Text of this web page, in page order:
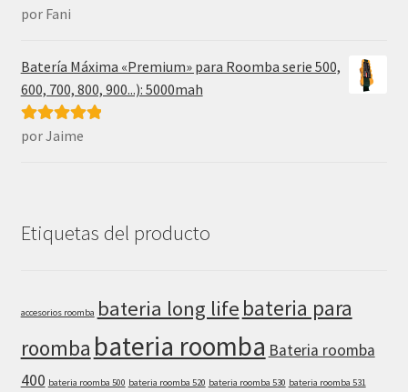
Valorado con
por Fani
Batería Máxima «Premium» para Roomba serie 500,
600, 700, 800, 900...): 5000mah
Valorado con
por Jaime
Etiquetas del producto
accesorios roomba bateria long life bateria para
roomba bateria roomba Bateria roomba
400 bateria roomba 500 bateria roomba 520 bateria roomba 530 bateria roomba 531